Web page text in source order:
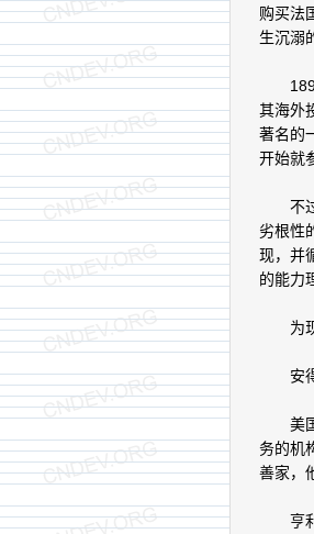
购买法
生沉溺
1897
其海外
著名的
开始就
不过
劣根性
现，并
的能力
为现
安得
美国
务的机
善家，
亨利·